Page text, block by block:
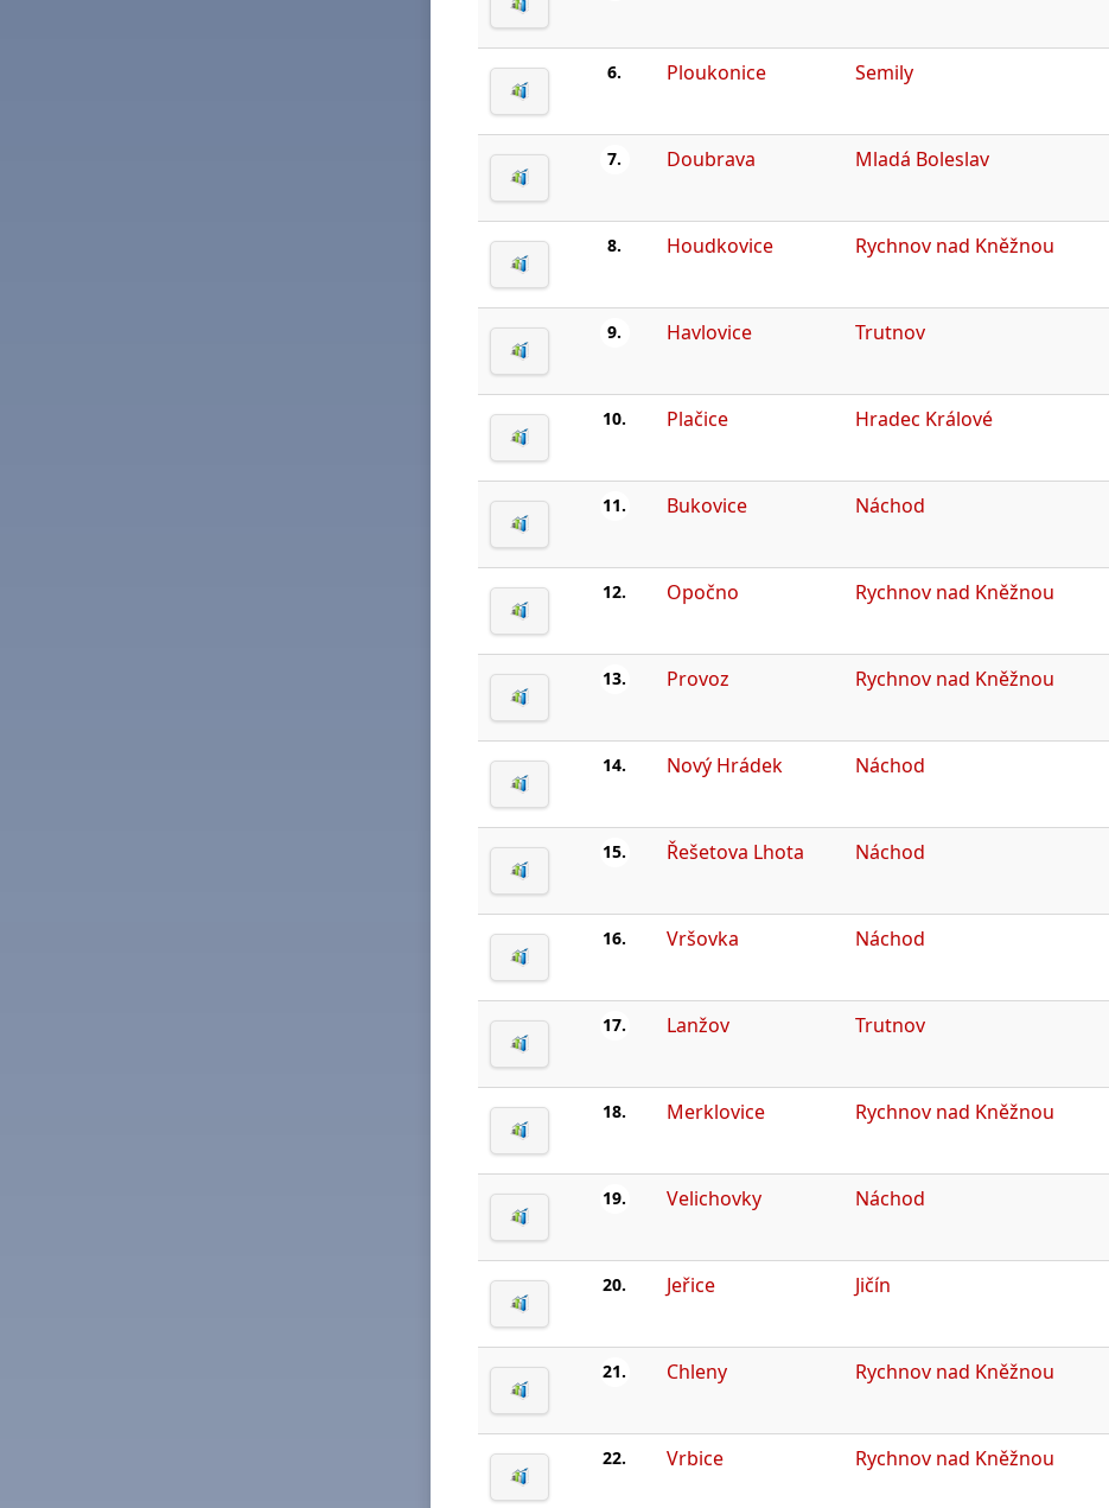
6. Ploukonice Semily
7. Doubrava Mladá Boleslav
8. Houdkovice Rychnov nad Kněžnou
9. Havlovice Trutnov
10. Plačice Hradec Králové
11. Bukovice Náchod
12. Opočno Rychnov nad Kněžnou
13. Provoz Rychnov nad Kněžnou
14. Nový Hrádek Náchod
15. Řešetova Lhota Náchod
16. Vršovka Náchod
17. Lanžov Trutnov
18. Merklovice Rychnov nad Kněžnou
19. Velichovky Náchod
20. Jeřice Jičín
21. Chleny Rychnov nad Kněžnou
22. Vrbice Rychnov nad Kněžnou